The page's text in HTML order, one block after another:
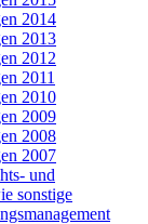
2014
2013
2012
2011
2010
2009
2008
2007
und
sonstige